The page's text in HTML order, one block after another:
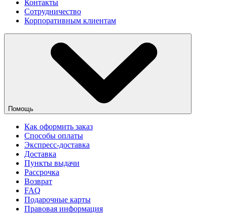
Контакты
Сотрудничество
Корпоративным клиентам
Помощь
Как оформить заказ
Способы оплаты
Экспресс-доставка
Доставка
Пункты выдачи
Рассрочка
Возврат
FAQ
Подарочные карты
Правовая информация